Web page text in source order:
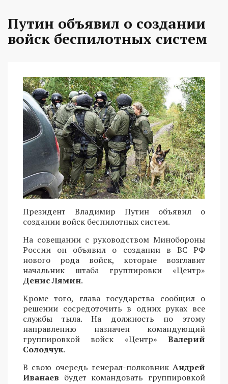
Путин объявил о создании
войск беспилотных систем
Президент Владимир Путин объявил о
создании войск беспилотных систем.
На совещании с руководством Минобороны
России он объявил о создании в ВС РФ
нового рода войск, которые возглавит
начальник штаба группировки «Центр»
Денис Лямин.
Кроме того, глава государства сообщил о
решении сосредоточить в одних руках все
службы тыла. На должность по этому
направлению назначен командующий
группировкой войск «Центр» Валерий
Солодчук.
В свою очередь генерал-полковникАндрей
Иванаев будет командовать группировкой